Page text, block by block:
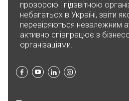
прозорою і підзвітною
небагатьох в Україні, звіти
перевіряються незалежним
активно співпрацює з
організаціями.